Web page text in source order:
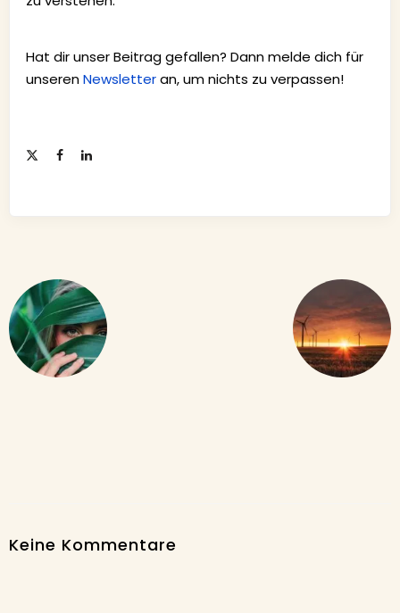
Hat dir unser Beitrag gefallen? Dann melde dich für
unserenNewsletteran, um nichts zu verpassen!
Keine Kommentare